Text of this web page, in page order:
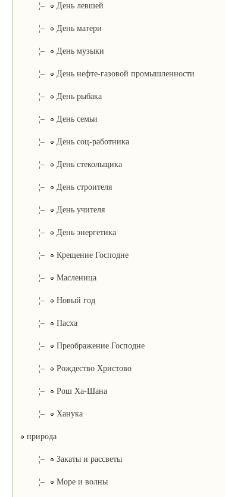
¦– День левшей
¦– День матери
¦– День музыки
¦– День нефте-газовой промышленности
¦– День рыбака
¦– День семьи
¦– День соц-работника
¦– День стекольщика
¦– День строителя
¦– День учителя
¦– День энергетика
¦– Крещение Господне
¦– Масленица
¦– Новый год
¦– Пасха
¦– Преображение Господне
¦– Рождество Христово
¦– Рош Ха-Шана
¦– Ханука
природа
¦– Закаты и рассветы
¦– Море и волны